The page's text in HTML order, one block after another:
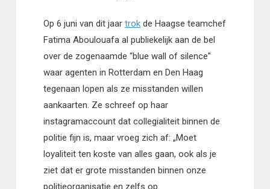
Op 6 juni van dit jaar trokde Haagse teamchef
Fatima Aboulouafa al publiekelijk aan de bel
over de zogenaamde “blue wall of silence”
waar agenten in Rotterdam en Den Haag
tegenaan lopen als ze misstanden willen
aankaarten. Ze schreef op haar
instagramaccount dat collegialiteit binnen de
politie fijn is, maar vroeg zich af: „Moet
loyaliteit ten koste van alles gaan, ook als je
ziet dat er grote misstanden binnen onze
politieorganisatie en zelfs op